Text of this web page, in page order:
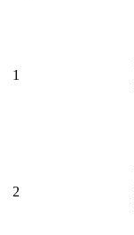
1
2